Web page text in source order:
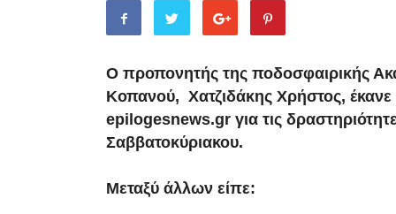
Ο προπονητής της ποδοσφαιρικής
Κοπανού, Χατζιδάκης Χρήστος,
epilogesnews.gr για τις
Σαββατοκύριακου.
Μεταξύ άλλων είπε: